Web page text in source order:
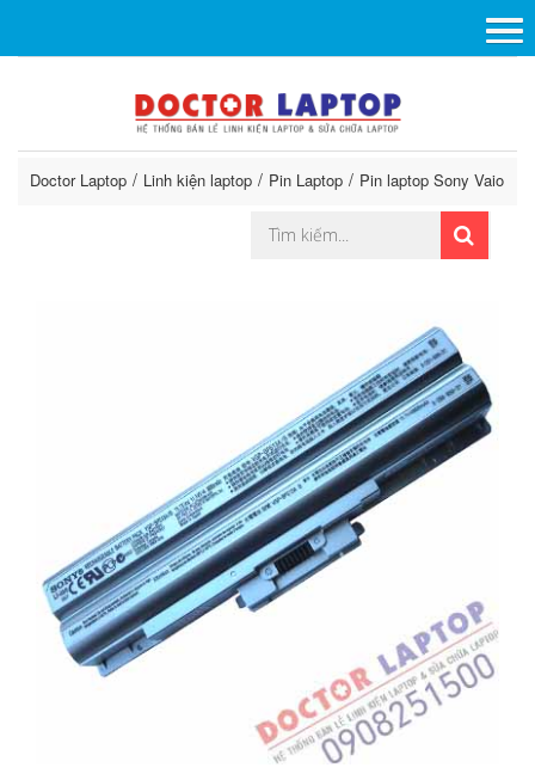
Doctor Laptop Linh kiện laptop Pin Laptop Pin laptop Sony Vaio